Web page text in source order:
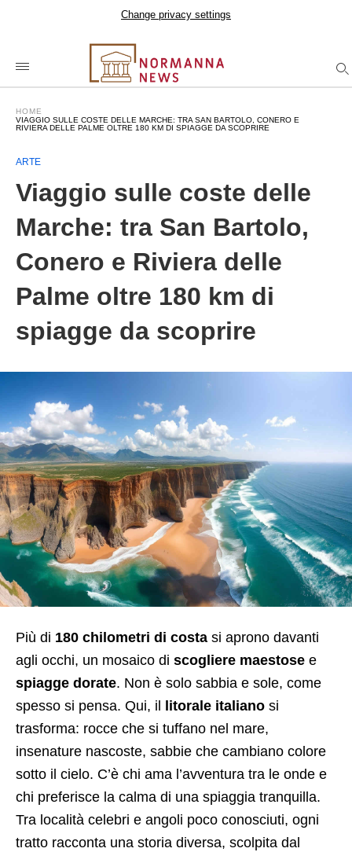
Change privacy settings
HOME
VIAGGIO SULLE COSTE DELLE MARCHE: TRA SAN BARTOLO, CONERO E
RIVIERA DELLE PALME OLTRE 180 KM DI SPIAGGE DA SCOPRIRE
ARTE
Viaggio sulle coste delle
Marche: tra San Bartolo,
Conero e Riviera delle
Palme oltre 180 km di
spiagge da scoprire
Più di 180 chilometri di costa si aprono davanti
agli occhi, un mosaico di scogliere maestose e
spiagge dorate. Non è solo sabbia e sole, come
spesso si pensa. Qui, il litorale italiano si
trasforma: rocce che si tuffano nel mare,
insenature nascoste, sabbie che cambiano colore
sotto il cielo. C’è chi ama l’avventura tra le onde e
chi preferisce la calma di una spiaggia tranquilla.
Tra località celebri e angoli poco conosciuti, ogni
tratto racconta una storia diversa, scolpita dal